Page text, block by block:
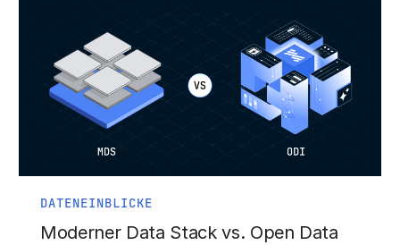
DATENEINBLICKE
Moderner Data Stack vs. Open Data